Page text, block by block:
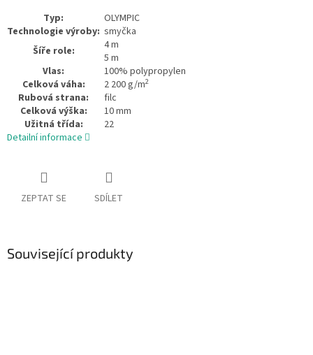
Typ:
OLYMPIC
Technologie výroby: smyčka
Šíře role:
4 m
5 m
Vlas:
100% polypropylen
Celková váha:
2 200 g/m2
Rubová strana:
filc
Celková výška:
10 mm
Užitná třída:
22
Detailní informace
ZEPTAT SE SDÍLET
Související produkty